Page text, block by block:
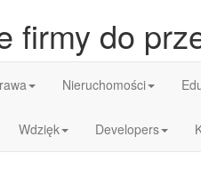
firmy do
Nieruchomości
Wdzięk Developers